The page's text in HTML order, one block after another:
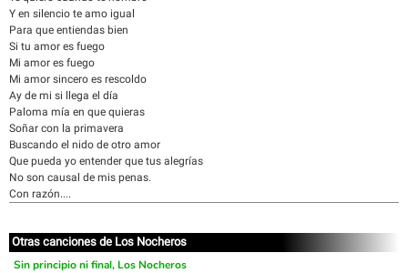
Y en silencio te amo igual
Para que entiendas bien
Si tu amor es fuego
Mi amor es fuego
Mi amor sincero es rescoldo
Ay de mi si llega el día
Paloma mía en que quieras
Soñar con la primavera
Buscando el nido de otro amor
Que pueda yo entender que tus alegrías
No son causal de mis penas.
Con razón....
Otras canciones de Los Nocheros
Sin principio ni final, Los Nocheros